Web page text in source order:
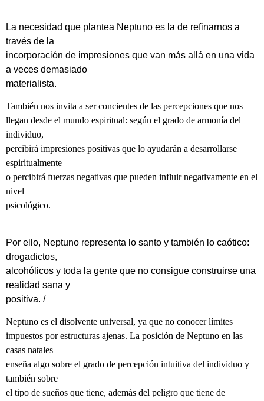
La necesidad que plantea Neptuno es la de refinarnos a
través de la
incorporación de impresiones que van más allá en una vida
a veces demasiado
materialista.
También nos invita a ser concientes de las percepciones que nos
llegan desde el mundo espiritual: según el grado de armonía del
individuo,
percibirá impresiones positivas que lo ayudarán a desarrollarse
espiritualmente
o percibirá fuerzas negativas que pueden influir negativamente en el
nivel
psicológico.
Por ello, Neptuno representa lo santo y también lo caótico:
drogadictos,
alcohólicos y toda la gente que no consigue construirse una
realidad sana y
positiva. /
Neptuno es el disolvente universal, ya que no conocer límites
impuestos por estructuras ajenas. La posición de Neptuno en las
casas natales
enseña algo sobre el grado de percepción intuitiva del individuo y
también sobre
el tipo de sueños que tiene, además del peligro que tiene de